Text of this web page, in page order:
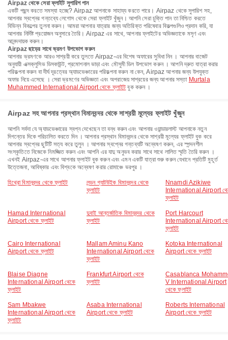
Airpaz থেকে সেরা ফ্লাইট সুপারিশ পান
একটি পছন্দ করতে সমস্যা হচ্ছে? Airpaz আপনাকে সাহায্য করতে পারে। Airpaz থেকে সুপারিশ সহ,
আপনার স্বপ্নের গন্তব্যে লেগোস থেকে সেরা ফ্লাইট খুঁজুন। আপনি সেরা চুক্তি পান তা নিশ্চিত করতে
বিভিন্ন বিকল্পের তুলনা করুন। আমরা আপনার যাত্রার জন্য অতিরিক্ত পরিষেবার বিকল্পগুলিও প্রদান করি, যা
আপনার নির্দিষ্ট প্রয়োজন অনুসারে তৈরি। Airpaz এর সাথে, আপনার ফ্লাইটের অভিজ্ঞতাকে মসৃণ এবং
আনন্দদায়ক করুন।
Airpaz ছাড়ের সাথে ভ্রমণ উপভোগ করুন
আপনার ভ্রমণকে আরও সাশ্রয়ী করে তুলতে Airpaz-এর বিশেষ অফারের সুবিধা নিন । আপনার বাজেট
অনুযায়ী এক্সক্লুসিভ ডিসকাউন্ট, প্রমোশনাল ভাড়া এবং মৌসুমী ডিল উপভোগ করুন । আপনি দ্রুত যাত্রা করার
পরিকল্পনা করুন বা দীর্ঘ দূরত্বের অ্যাডভেঞ্চারের পরিকল্পনা করুন না কেন, Airpaz আপনার জন্য উপযুক্ত
অফার নিয়ে এসেছে । সেরা ভ্রমণের অভিজ্ঞতা এবং অপরাজেয় সাশ্রয়ের জন্য আপনার সস্তা Murtala
Muhammed International Airport থেকে ফ্লাইট বুক করুন ।
Airpaz সহ আপনার প্রস্থান বিমানবন্দর থেকে সাশ্রয়ী মূল্যের ফ্লাইট খুঁজুন
আপনি সর্বদা যে অ্যাডভেঞ্চারের স্বপ্ন দেখেছেন তা বন্ধ করুন এবং আপনার ওয়ান্ডারলাস্ট আপনাকে নতুন
দিগন্তের দিকে পরিচালিত করতে দিন । আপনার প্রস্থান বিমানবন্দর থেকে সাশ্রয়ী মূল্যের ফ্লাইট বুক করে
আপনার স্বপ্নের ছুটিটি সত্য করে তুলুন । আপনার স্বপ্নের গন্তব্যটি অন্বেষণ করুন, এর স্পন্দনশীল
সংস্কৃতিতে নিজেকে নিমজ্জিত করুন এবং আপনি এর যাদু অনুভব করার সাথে সাথে লালিত স্মৃতি তৈরি করুন ।
এখনই Airpaz-এর সাথে আপনার ফ্লাইট বুক করুন এবং এমন একটি যাত্রা শুরু করুন যেখানে প্রতিটি মুহূর্ত
উত্তেজনা, আবিষ্কার এবং বিশ্বকে অন্বেষণ করার রোমাঞ্চে ভরপুর ।
হিথ্রো বিমানবন্দর থেকে ফ্লাইট
লন্ডন গ্যাটউইক বিমানবন্দর থেকে
ফ্লাইট
Nnamdi Azikiwe
International Airport
ফ্লাইট
Hamad International
Airport থেকে ফ্লাইট
দুবাই আন্তর্জাতিক বিমানবন্দর থেকে
ফ্লাইট
Port Harcourt
International Airport
ফ্লাইট
Cairo International
Airport থেকে ফ্লাইট
Mallam Aminu Kano
International Airport থেকে
ফ্লাইট
Kotoka International
Airport থেকে ফ্লাইট
Blaise Diagne
International Airport থেকে
ফ্লাইট
Frankfurt Airport থেকে
ফ্লাইট
Casablanca
V International Airport
থেকে ফ্লাইট
Sam Mbakwe
International Airport থেকে
ফ্লাইট
Asaba International
Airport থেকে ফ্লাইট
Roberts International
Airport থেকে ফ্লাইট